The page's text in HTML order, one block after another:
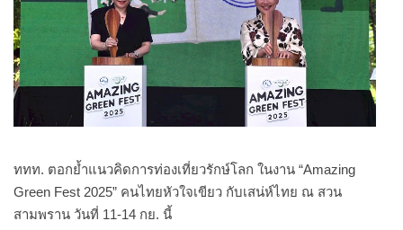
ททท. ตอกย้ำแนวคิดการท่องเที่ยวรักษ์โลก ในงาน “Amazing
Green Fest 2025” คนไทยหัวใจเขียว กับเสน่ห์ไทย ณ สวน
สามพราน วันที่ 11-14 กย. นี้